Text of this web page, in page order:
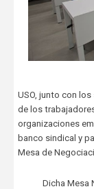
USO, junto con los
de los
organizaciones
banco sindical y
Mesa de
Dicha Mesa